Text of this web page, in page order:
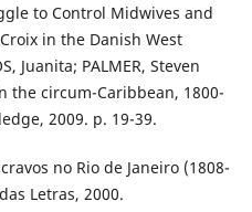
to Control Midwives and
in the Danish West
Juanita; PALMER, Steven
the circum-Caribbean, 1800-
2009. p. 19-39.
no Rio de Janeiro (1808-
Letras, 2000.